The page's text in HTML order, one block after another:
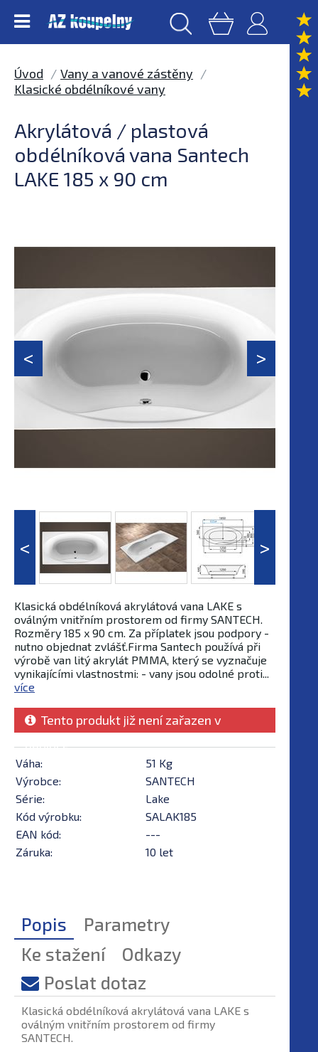
Úvod
Vany a vanové zástěny
Klasické obdélníkové vany
Akrylátová / plastová
obdélníková vana Santech
LAKE 185 x 90 cm
Klasická obdélníková akrylátová vana LAKE s
oválným vnitřním prostorem od firmy SANTECH.
Rozměry 185 x 90 cm. Za příplatek jsou podpory -
nutno objednat zvlášť.Firma Santech používá při
výrobě van litý akrylát PMMA, který se vyznačuje
vynikajícími vlastnostmi: - vany jsou odolné proti...
více
Tento produkt již není zařazen v
nabídce
Váha:
51 Kg
Výrobce:
SANTECH
Série:
Lake
Kód výrobku:
SALAK185
EAN kód:
---
Záruka:
10 let
Popis
Parametry
Ke stažení
Odkazy
Poslat dotaz
Klasická obdélníková akrylátová vana LAKE s
oválným vnitřním prostorem od firmy
SANTECH.